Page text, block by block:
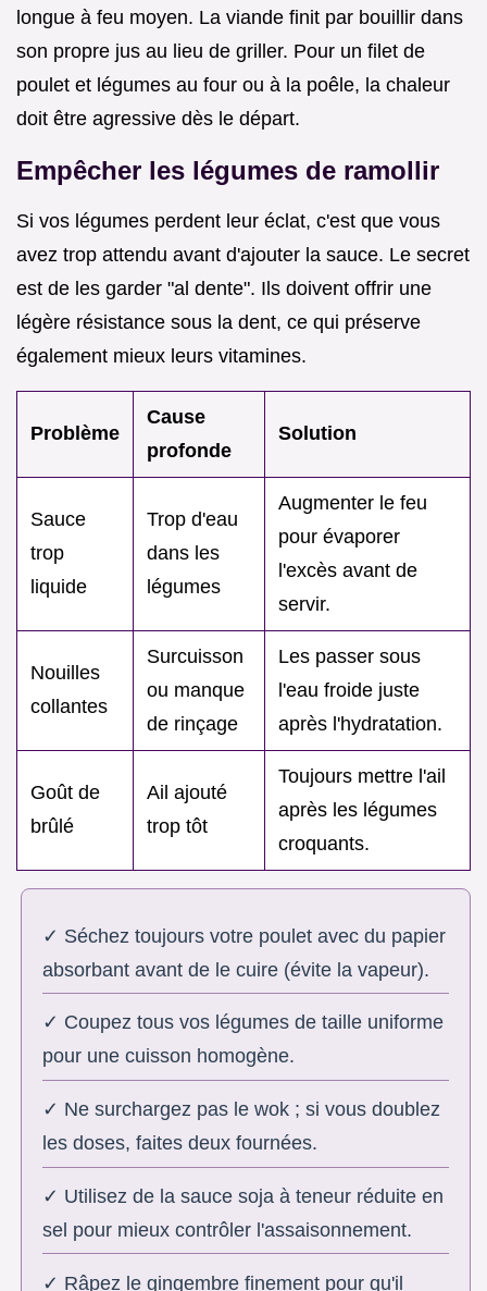
longue à feu moyen. La viande finit par bouillir dans
son propre jus au lieu de griller. Pour un filet de
poulet et légumes au four ou à la poêle, la chaleur
doit être agressive dès le départ.
Empêcher les légumes de ramollir
Si vos légumes perdent leur éclat, c'est que vous
avez trop attendu avant d'ajouter la sauce. Le secret
est de les garder "al dente". Ils doivent offrir une
légère résistance sous la dent, ce qui préserve
également mieux leurs vitamines.
Problème
Cause
profonde
Solution
Sauce
trop
liquide
Trop d'eau
dans les
légumes
Augmenter le feu
pour évaporer
l'excès avant de
servir.
Nouilles
collantes
Surcuisson
ou manque
de rinçage
Les passer sous
l'eau froide juste
après l'hydratation.
Goût de
brûlé
Ail ajouté
trop tôt
Toujours mettre l'ail
après les légumes
croquants.
✓ Séchez toujours votre poulet avec du papier
absorbant avant de le cuire (évite la vapeur).
✓ Coupez tous vos légumes de taille uniforme
pour une cuisson homogène.
✓ Ne surchargez pas le wok ; si vous doublez
les doses, faites deux fournées.
✓ Utilisez de la sauce soja à teneur réduite en
sel pour mieux contrôler l'assaisonnement.
✓ Râpez le gingembre finement pour qu'il